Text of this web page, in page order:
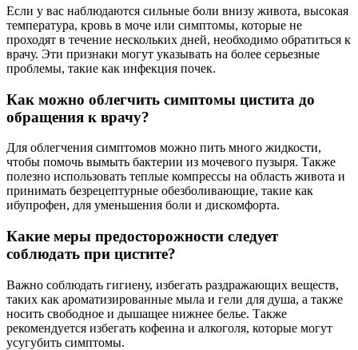
Если у вас наблюдаются сильные боли внизу живота, высокая
температура, кровь в моче или симптомы, которые не
проходят в течение нескольких дней, необходимо обратиться к
врачу. Эти признаки могут указывать на более серьезные
проблемы, такие как инфекция почек.
Как можно облегчить симптомы цистита до
обращения к врачу?
Для облегчения симптомов можно пить много жидкости,
чтобы помочь вымыть бактерии из мочевого пузыря. Также
полезно использовать теплые компрессы на область живота и
принимать безрецептурные обезболивающие, такие как
ибупрофен, для уменьшения боли и дискомфорта.
Какие меры предосторожности следует
соблюдать при цистите?
Важно соблюдать гигиену, избегать раздражающих веществ,
таких как ароматизированные мыла и гели для душа, а также
носить свободное и дышащее нижнее белье. Также
рекомендуется избегать кофеина и алкоголя, которые могут
усугубить симптомы.